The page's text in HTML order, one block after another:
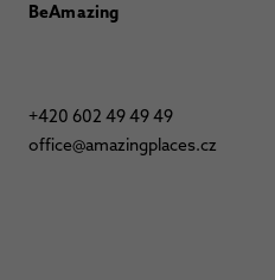
BeAmazing
+420 602 49 49 49
office@amazingplaces.cz